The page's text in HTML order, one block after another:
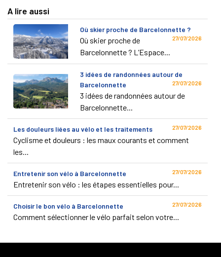
A lire aussi
Où skier proche de Barcelonnette ?
27/07/2026
Où skier proche de
Barcelonnette ? L’Espace...
3 idées de randonnées autour de
Barcelonnette
27/07/2026
3 idées de randonnées autour de
Barcelonnette...
Les douleurs liées au vélo et les traitements 27/07/2026
Cyclisme et douleurs : les maux courants et comment
les...
Entretenir son vélo à Barcelonnette 27/07/2026
Entretenir son vélo : les étapes essentielles pour...
Choisir le bon vélo à Barcelonnette 27/07/2026
Comment sélectionner le vélo parfait selon votre...